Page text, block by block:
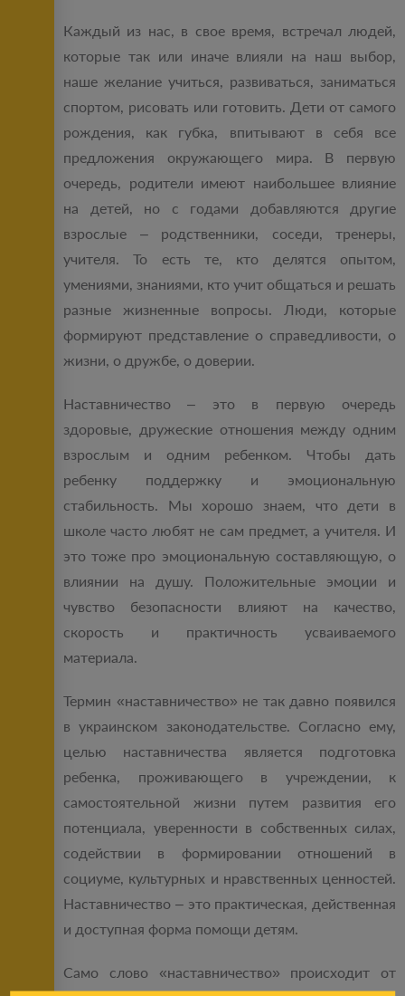
Каждый из нас, в свое время, встречал людей,
которые так или иначе влияли на наш выбор,
наше желание учиться, развиваться, заниматься
спортом, рисовать или готовить. Дети от самого
рождения, как губка, впитывают в себя все
предложения окружающего мира. В первую
очередь, родители имеют наибольшее влияние
на детей, но с годами добавляются другие
взрослые – родственники, соседи, тренеры,
учителя. То есть те, кто делятся опытом,
умениями, знаниями, кто учит общаться и решать
разные жизненные вопросы. Люди, которые
формируют представление о справедливости, о
жизни, о дружбе, о доверии.
Наставничество – это в первую очередь
здоровые, дружеские отношения между одним
взрослым и одним ребенком. Чтобы дать
ребенку поддержку и эмоциональную
стабильность. Мы хорошо знаем, что дети в
школе часто любят не сам предмет, а учителя. И
это тоже про эмоциональную составляющую, о
влиянии на душу. Положительные эмоции и
чувство безопасности влияют на качество,
скорость и практичность усваиваемого
материала.
Термин «наставничество» не так давно появился
в украинском законодательстве. Согласно ему,
целью наставничества является подготовка
ребенка, проживающего в учреждении, к
самостоятельной жизни путем развития его
потенциала, уверенности в собственных силах,
содействии в формировании отношений в
социуме, культурных и нравственных ценностей.
Наставничество – это практическая, действенная
и доступная форма помощи детям.
Само слово «наставничество» происходит от